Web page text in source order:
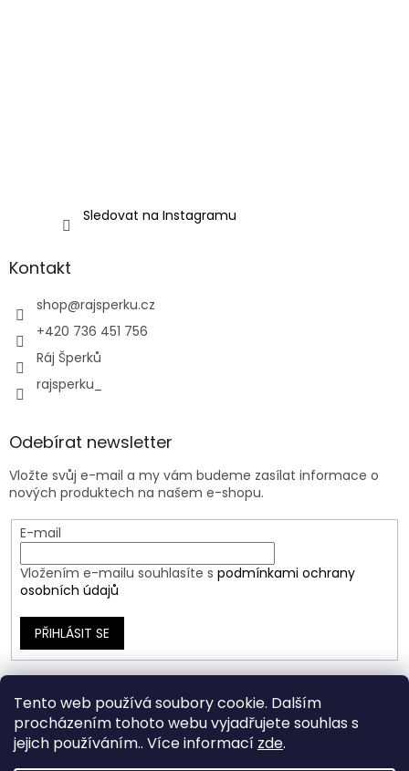
Tento web používá soubory cookie. Dalším
procházením tohoto webu vyjadřujete souhlas s
jejich používáním.. Více informací zde.
Sledovat na Instagramu
Kontakt
shop@rajsperku.cz
+420 736 451 756
Ráj Šperků
rajsperku_
Odebírat newsletter
Vložte svůj e-mail a my vám budeme zasílat informace o
nových produktech na našem e-shopu.
E-mail
Vložením e-mailu souhlasíte s podmínkami ochrany
osobních údajů
PŘIHLÁSIT SE